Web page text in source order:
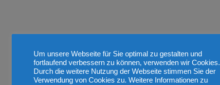
Um unsere Webseite für Sie optimal zu gestalten und
fortlaufend verbessern zu können, verwenden wir Cookies.
Durch die weitere Nutzung der Webseite stimmen Sie der
Verwendung von Cookies zu. Weitere Informationen zu